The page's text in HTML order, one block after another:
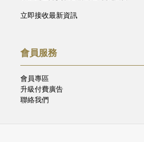
立即接收最新資訊
會員服務
會員專區
升級付費廣告
聯絡我們